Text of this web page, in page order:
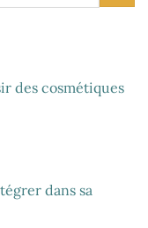
des cosmétiques
dans sa